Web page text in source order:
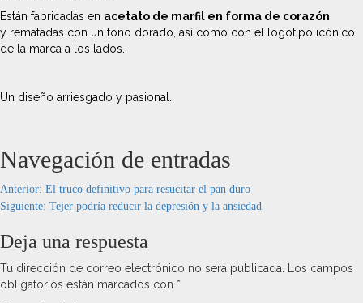
Están fabricadas en acetato de marfil en forma de corazón
y rematadas con un tono dorado, así como con el logotipo icónico
de la marca a los lados.
Un diseño arriesgado y pasional.
Navegación de entradas
Anterior: El truco definitivo para resucitar el pan duro
Siguiente: Tejer podría reducir la depresión y la ansiedad
Deja una respuesta
Tu dirección de correo electrónico no será publicada. Los campos
obligatorios están marcados con *